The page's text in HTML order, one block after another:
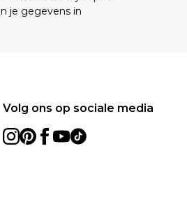
je gegevens in
Volg ons op sociale media